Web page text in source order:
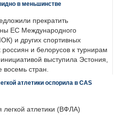
в меньшинстве
прекратить
ЕС Международного
и других спортивных
и белорусов к турнирам
выступила Эстония,
восемь стран.
атлетики оспорила в CAS
легкой атлетики (ВФЛА)